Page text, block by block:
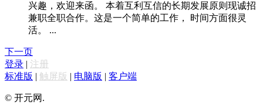
兴趣，欢迎来函。 本着互利互信的长期发展原则现诚招
兼职全职合作。这是一个简单的工作， 时间方面很灵
活。 ...
下一页
登录 | 注册
标准版 | 触屏版 | 电脑版 | 客户端
© 开元网.